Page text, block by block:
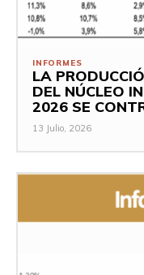
INFORMES
LA
DEL NÚCLEO
2026 SE
13 Julio, 2026